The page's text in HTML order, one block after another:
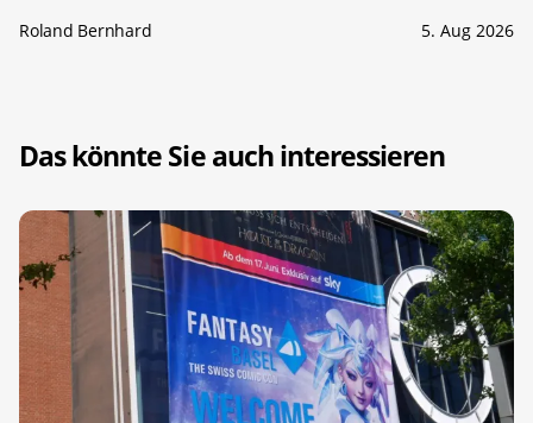
Roland Bernhard 5. Aug 2026
Das könnte Sie auch interessieren